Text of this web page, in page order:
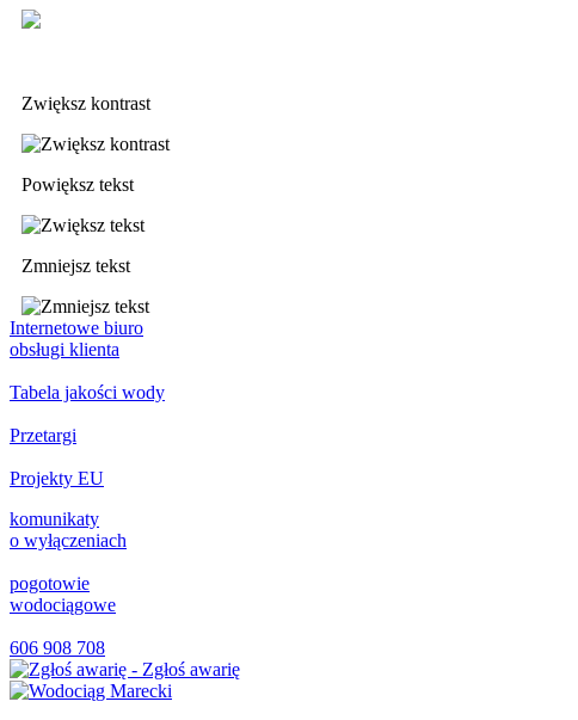
Zwiększ kontrast
Powiększ tekst
Zmniejsz tekst
Internetowe biuro
obsługi klienta
Tabela jakości wody
Przetargi
Projekty EU
komunikaty
o wyłączeniach
pogotowie
wodociągowe
606 908 708